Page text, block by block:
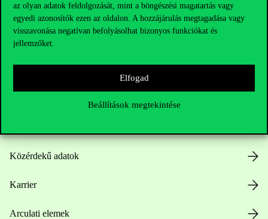
az olyan adatok feldolgozását, mint a böngészési magatartás vagy
egyedi azonosítók ezen az oldalon. A hozzájárulás megtagadása vagy
visszavonása negatívan befolyásolhat bizonyos funkciókat és
jellemzőket.
Elfogad
Beállítások megtekintése
Hasznos linkek
Közérdekű adatok
Karrier
Arculati elemek